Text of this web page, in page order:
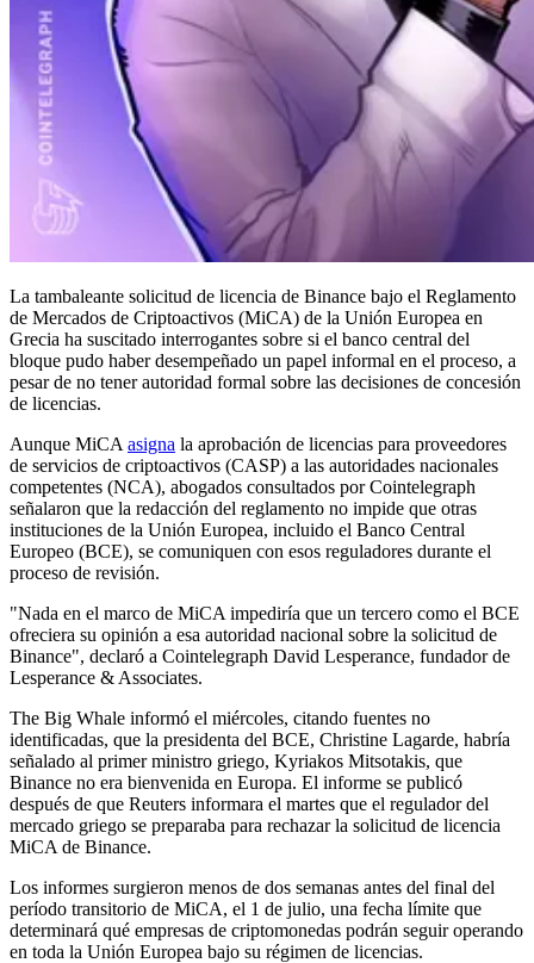
La tambaleante solicitud de licencia de Binance bajo el Reglamento
de Mercados de Criptoactivos (MiCA) de la Unión Europea en
Grecia ha suscitado interrogantes sobre si el banco central del
bloque pudo haber desempeñado un papel informal en el proceso, a
pesar de no tener autoridad formal sobre las decisiones de concesión
de licencias.
Aunque MiCA asigna la aprobación de licencias para proveedores
de servicios de criptoactivos (CASP) a las autoridades nacionales
competentes (NCA), abogados consultados por Cointelegraph
señalaron que la redacción del reglamento no impide que otras
instituciones de la Unión Europea, incluido el Banco Central
Europeo (BCE), se comuniquen con esos reguladores durante el
proceso de revisión.
"Nada en el marco de MiCA impediría que un tercero como el BCE
ofreciera su opinión a esa autoridad nacional sobre la solicitud de
Binance", declaró a Cointelegraph David Lesperance, fundador de
Lesperance & Associates.
The Big Whale informó el miércoles, citando fuentes no
identificadas, que la presidenta del BCE, Christine Lagarde, habría
señalado al primer ministro griego, Kyriakos Mitsotakis, que
Binance no era bienvenida en Europa. El informe se publicó
después de que Reuters informara el martes que el regulador del
mercado griego se preparaba para rechazar la solicitud de licencia
MiCA de Binance.
Los informes surgieron menos de dos semanas antes del final del
período transitorio de MiCA, el 1 de julio, una fecha límite que
determinará qué empresas de criptomonedas podrán seguir operando
en toda la Unión Europea bajo su régimen de licencias.